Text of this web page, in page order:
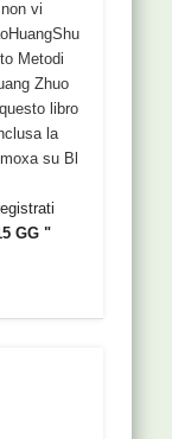
vi
Metodi
Zhuo
libro
la
su Bl
GG "